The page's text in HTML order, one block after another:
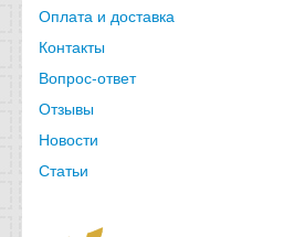
Оплата и доставка
Контакты
Вопрос-ответ
Отзывы
Новости
Статьи